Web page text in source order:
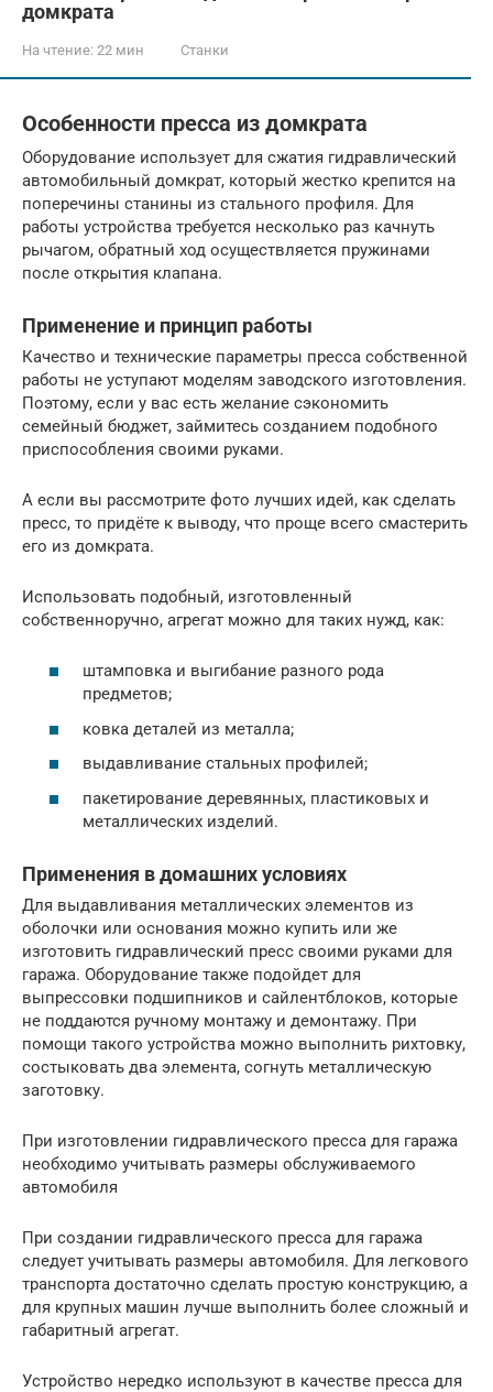
домкрата
На чтение: 22 мин Станки
Особенности пресса из домкрата
Оборудование использует для сжатия гидравлический
автомобильный домкрат, который жестко крепится на
поперечины станины из стального профиля. Для
работы устройства требуется несколько раз качнуть
рычагом, обратный ход осуществляется пружинами
после открытия клапана.
Применение и принцип работы
Качество и технические параметры пресса собственной
работы не уступают моделям заводского изготовления.
Поэтому, если у вас есть желание сэкономить
семейный бюджет, займитесь созданием подобного
приспособления своими руками.
А если вы рассмотрите фото лучших идей, как сделать
пресс, то придёте к выводу, что проще всего смастерить
его из домкрата.
Использовать подобный, изготовленный
собственноручно, агрегат можно для таких нужд, как:
штамповка и выгибание разного рода
предметов;
ковка деталей из металла;
выдавливание стальных профилей;
пакетирование деревянных, пластиковых и
металлических изделий.
Применения в домашних условиях
Для выдавливания металлических элементов из
оболочки или основания можно купить или же
изготовить гидравлический пресс своими руками для
гаража. Оборудование также подойдет для
выпрессовки подшипников и сайлентблоков, которые
не поддаются ручному монтажу и демонтажу. При
помощи такого устройства можно выполнить рихтовку,
состыковать два элемента, согнуть металлическую
заготовку.
При изготовлении гидравлического пресса для гаража
необходимо учитывать размеры обслуживаемого
автомобиля
При создании гидравлического пресса для гаража
следует учитывать размеры автомобиля. Для легкового
транспорта достаточно сделать простую конструкцию, а
для крупных машин лучше выполнить более сложный и
габаритный агрегат.
Устройство нередко используют в качестве пресса для